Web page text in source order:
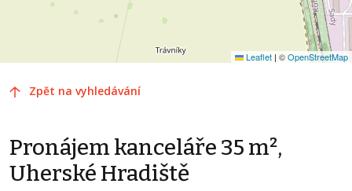
Leaflet | ©OpenStreetMap
Zpět na vyhledávání
Pronájem kanceláře 35 m²,
Uherské Hradiště